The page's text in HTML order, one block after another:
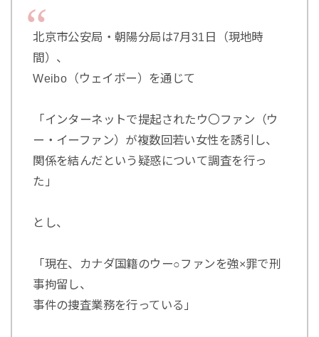
北京市公安局・朝陽分局は7月31日（現地時
間）、
Weibo（ウェイボー）を通じて
「インターネットで提起されたウ〇ファン（ウ
ー・イーファン）が複数回若い女性を誘引し、
関係を結んだという疑惑について調査を行っ
た」
とし、
「現在、カナダ国籍のウー○ファンを強×罪で刑
事拘留し、
事件の捜査業務を行っている」